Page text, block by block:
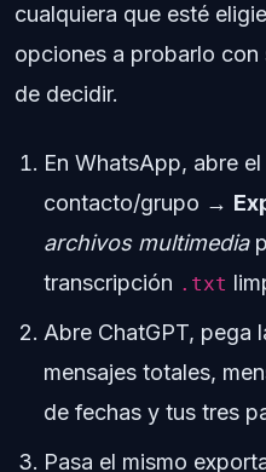
cualquiera que esté
opciones a probarlo
de decidir.
En WhatsApp, abre
contacto/grupo →
archivos multimedia
transcripción .txt
Abre ChatGPT, pega
mensajes totales,
de fechas y tus tres
Pasa el mismo